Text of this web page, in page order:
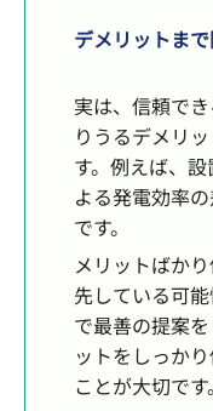
デメリットま
実は、信頼で
りうるデメリ
す。例えば、
よる発電効率
です。
メリットばか
先している可
で最善の提案
ットをしっか
ことが大切です。